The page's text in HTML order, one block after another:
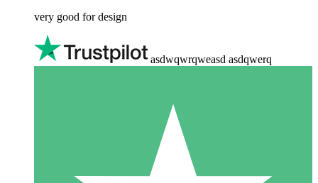
very good for design
asdwqwrqweasd asdqwerq